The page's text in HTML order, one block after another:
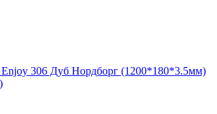
Enjoy 306 Дуб Нордборг (1200*180*3.5мм)